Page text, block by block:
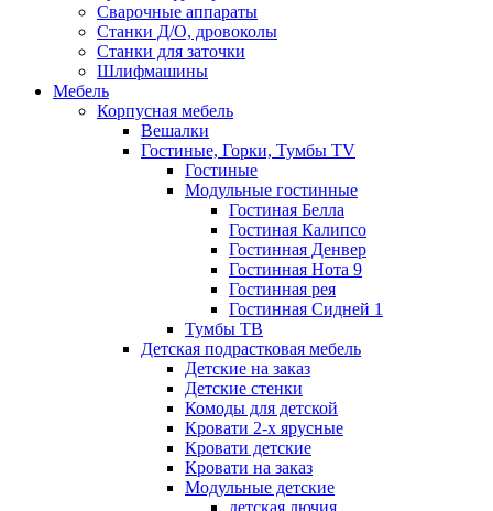
Сварочные аппараты
Станки Д/О, дровоколы
Станки для заточки
Шлифмашины
Мебель
Корпусная мебель
Вешалки
Гостиные, Горки, Тумбы TV
Гостиные
Модульные гостинные
Гостиная Белла
Гостиная Калипсо
Гостинная Денвер
Гостинная Нота 9
Гостинная рея
Гостинная Сидней 1
Тумбы ТВ
Детская подрастковая мебель
Детские на заказ
Детские стенки
Комоды для детской
Кровати 2-х ярусные
Кровати детские
Кровати на заказ
Модульные детские